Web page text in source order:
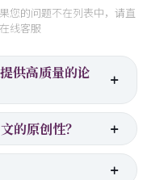
您的问题不在列表中，请直
线客服
供高质量的论
的原创性？